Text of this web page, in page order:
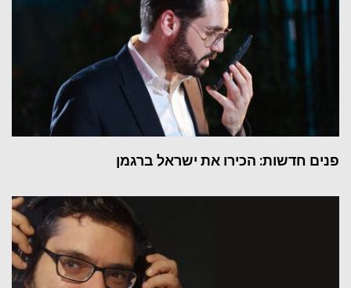
פנים חדשות: הכירו את ישראל ברגמן